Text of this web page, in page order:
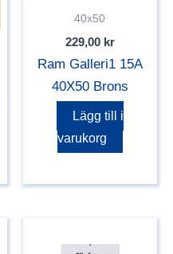
40x50
229,00 kr
Ram Galleri1 15A
40X50 Brons
Lägg till i
varukorg